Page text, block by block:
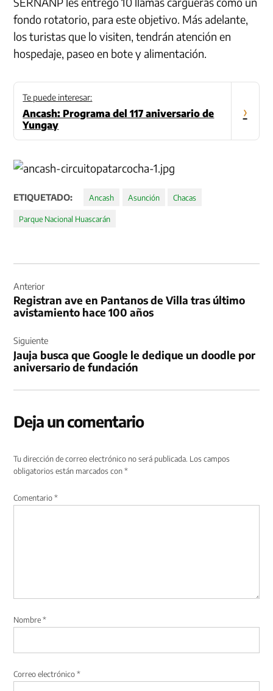
fondo rotatorio, para este objetivo. Más adelante,
los turistas que lo visiten, tendrán atención en
hospedaje, paseo en bote y alimentación.
Te puede interesar:
Ancash: Programa del 117 aniversario de
Yungay
›
ETIQUETADO: Ancash Asunción Chacas
Parque Nacional Huascarán
de
entradas
Anterior
Registran ave en Pantanos de Villa tras último
avistamiento hace 100 años
Siguiente
Jauja busca que Google le dedique un doodle por
aniversario de fundación
Deja un comentario
Tu dirección de correo electrónico no será publicada. Los campos
obligatorios están marcados con*
Comentario*
Nombre*
Correo electrónico*